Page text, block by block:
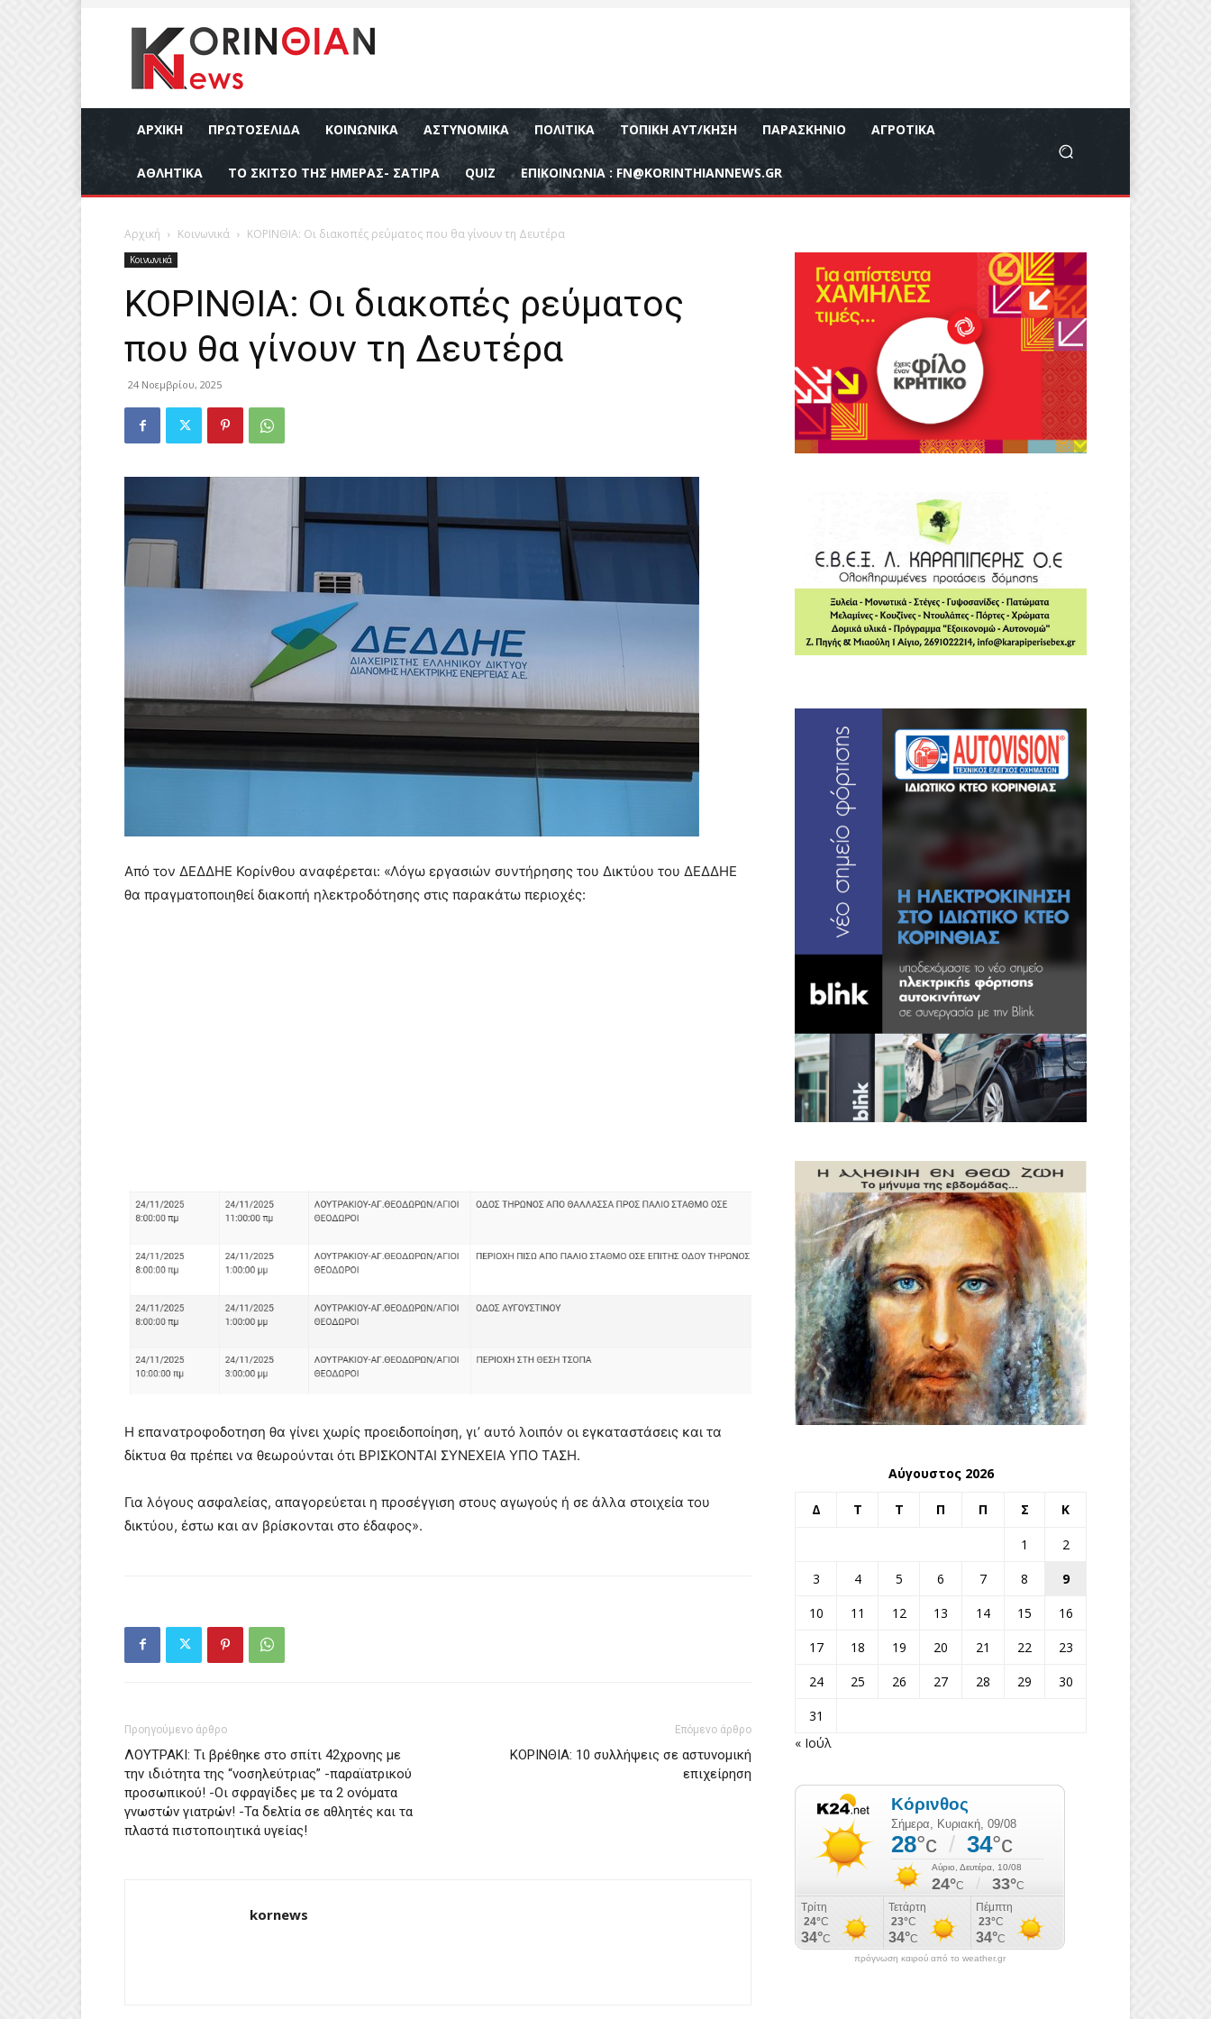
ΑΡΧΙΚΉ ΠΡΩΤΟΣΕΛΙΔΑ ΚΟΙΝΩΝΙΚΆ ΑΣΤΥΝΟΜΙΚΆ ΠΟΛΙΤΙΚΆ ΤΟΠΙΚΉ ΑΥΤ/ΚΗΣΗ ΠΑΡΑΣΚΉΝΙΟ ΑΓΡΟΤΙΚΆ
ΑΘΛΗΤΙΚΆ ΤΟ ΣΚΙΤΣΟ ΤΗΣ ΗΜΕΡΑΣ- ΣΑΤΙΡΑ QUIZ ΕΠΙΚΟΙΝΩΝΊΑ : FN@KORINTHIANNEWS.GR
Αρχική Κοινωνικά ΚΟΡΙΝΘΙΑ: Οι διακοπές ρεύματος που θα γίνουν τη Δευτέρα
Κοινωνικά
ΚΟΡΙΝΘΙΑ: Οι διακοπές ρεύματος
που θα γίνουν τη Δευτέρα
24 Νοεμβρίου, 2025
Από τον ΔΕΔΔΗΕ Κορίνθου αναφέρεται: «Λόγω εργασιών συντήρησης του Δικτύου του ΔΕΔΔΗΕ
θα πραγματοποιηθεί διακοπή ηλεκτροδότησης στις παρακάτω περιοχές:
Η επανατροφοδοτηση θα γίνει χωρίς προειδοποίηση, γι’ αυτό λοιπόν οι εγκαταστάσεις και τα
δίκτυα θα πρέπει να θεωρούνται ότι ΒΡΙΣΚΟΝΤΑΙ ΣΥΝΕΧΕΙΑ ΥΠΟ ΤΑΣΗ.
Για λόγους ασφαλείας, απαγορεύεται η προσέγγιση στους αγωγούς ή σε άλλα στοιχεία του
δικτύου, έστω και αν βρίσκονται στο έδαφος».
Προηγούμενο άρθρο
ΛΟΥΤΡΑΚΙ: Τι βρέθηκε στο σπίτι 42χρονης με
την ιδιότητα της “νοσηλεύτριας” -παραϊατρικού
προσωπικού! -Οι σφραγίδες με τα 2 ονόματα
γνωστών γιατρών! -Τα δελτία σε αθλητές και τα
πλαστά πιστοποιητικά υγείας!
Επόμενο άρθρο
ΚΟΡΙΝΘΙΑ: 10 συλλήψεις σε αστυνομική
επιχείρηση
kornews
Αύγουστος 2026
Δ Τ Τ Π Π Σ Κ
1
2
3
4 5 6 7 8
9
10
11 12 13 14 15
16
17
18 19 20 21 22
23
24
25 26 27 28 29
30
31
« Ιούλ
πρόγνωση καιρού από το weather.gr